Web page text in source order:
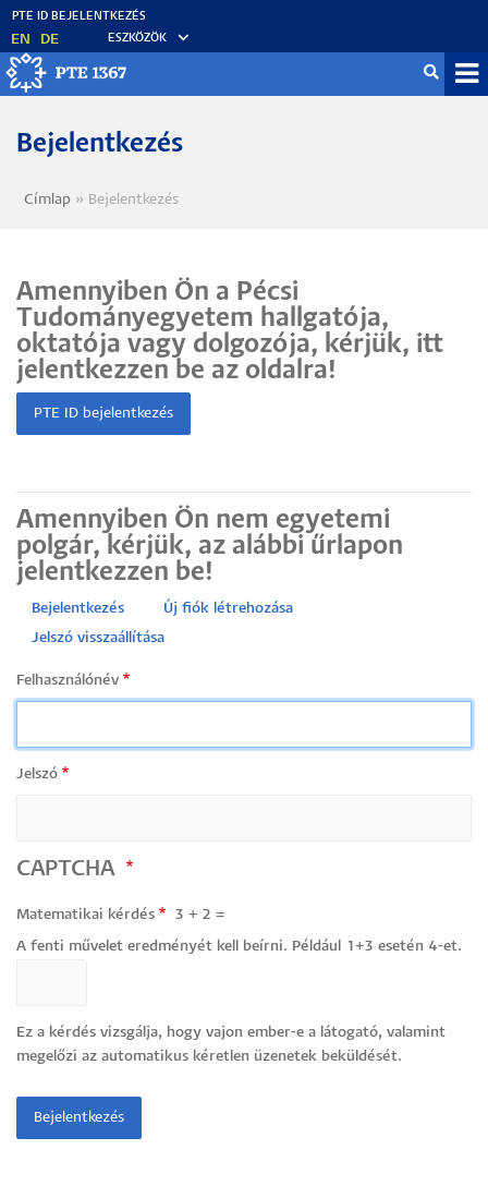
Ugrás
tartalomra
EN DE ESZKÖZÖK
Bejelentkezés
Morzsa
Címlap Bejelentkezés
Amennyiben Ön a Pécsi
Tudományegyetem hallgatója,
oktatója vagy dolgozója, kérjük, itt
jelentkezzen be az oldalra!
Amennyiben Ön nem egyetemi
polgár, kérjük, az alábbi űrlapon
jelentkezzen be!
Primary
tabs
Bejelentkezés Új fiók létrehozása
Jelszó visszaállítása
Felhasználónév
Jelszó
CAPTCHA
Matematikai kérdés 3 + 2 =
A fenti művelet eredményét kell beírni. Például 1+3 esetén 4-et.
Ez a kérdés vizsgálja, hogy vajon ember-e a látogató, valamint
megelőzi az automatikus kéretlen üzenetek beküldését.